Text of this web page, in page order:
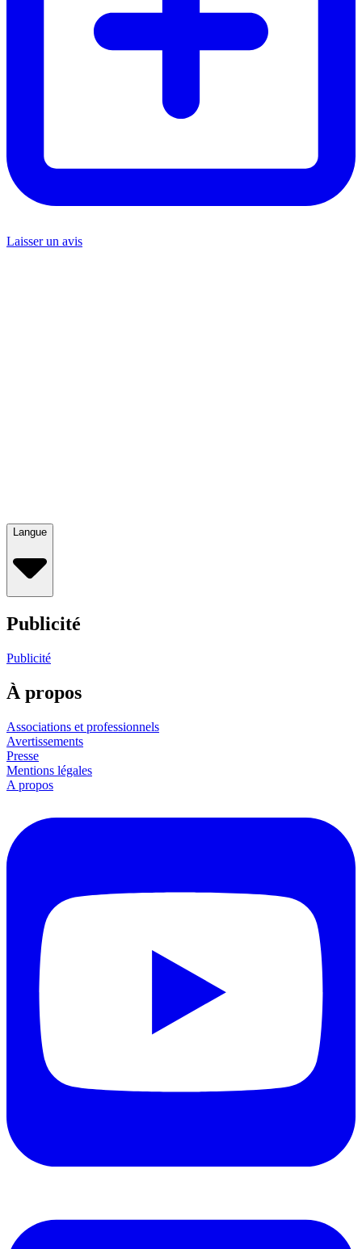
Laisser un avis
Langue
Publicité
Publicité
À propos
Associations et professionnels
Avertissements
Presse
Mentions légales
A propos